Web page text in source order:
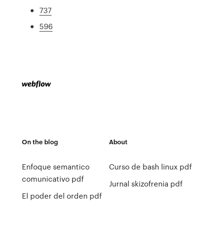
737
596
On the blog
Enfoque semantico
comunicativo pdf
El poder del orden pdf
About
Curso de bash linux pdf
Jurnal skizofrenia pdf